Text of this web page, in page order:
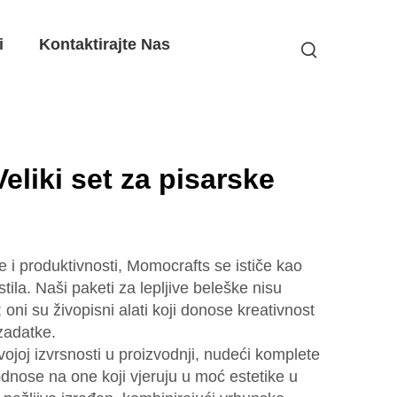
Kontaktirajte Nas
set za pisarske
i produktivnosti, Momocrafts se ističe kao
Naši paketi za lepljive beleške nisu
su živopisni alati koji donose kreativnost
izvrsnosti u proizvodnji, nudeći komplete
na one koji vjeruju u moć estetike u